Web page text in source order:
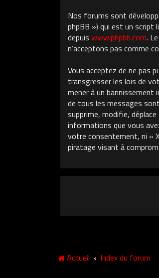
Nos forums sont
phpBB ») qui est un script
depuis www.phpbb.com.
n’acceptons pas comme
Vous acceptez de ne pas
transgresser les lois de
mener à un bannissement
de tous les messages
supprime, modifie,
informations que vous
votre consentement, ni «
piratage visant à
Accueil Index du forum